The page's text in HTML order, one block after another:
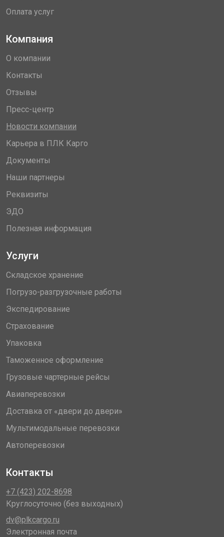
Оплата услуг
Компания
О компании
Контакты
Отзывы
Пресс-центр
Новости компании
Карьера в ПЛК Карго
Документы
Наши партнеры
Реквизиты
ЭДО
Полезная информация
Услуги
Складское хранение
Погрузо-разгрузочные работы
Экспедирование
Страхование
Упаковка
Таможенное оформление
Грузовые чартерные рейсы
Авиаперевозки
Доставка от «двери до двери»
Мультимодальные перевозки
Автоперевозки
Контакты
+7 (423) 202-8698
Круглосуточно (без выходных)
dv@plkcargo.ru
Электронная почта